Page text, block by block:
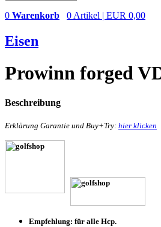
0 Warenkorb 0 Artikel | EUR 0,00
Eisen
Prowinn forged
Beschreibung
Erklärung Garantie und Buy+Try: hier klicken
Empfehlung: für alle Hcp.